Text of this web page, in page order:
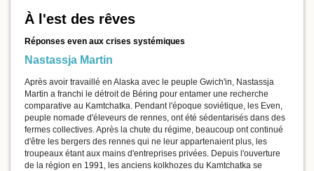
À l'est des rêves
Réponses even aux crises systémiques
Nastassja Martin
Après avoir travaillé en Alaska avec le peuple Gwich'in, Nastassja
Martin a franchi le détroit de Béring pour entamer une recherche
comparative au Kamtchatka. Pendant l'époque soviétique, les Even,
peuple nomade d'éleveurs de rennes, ont été sédentarisés dans des
fermes collectives. Après la chute du régime, beaucoup ont continué
d'être les bergers des rennes qui ne leur appartenaient plus, les
troupeaux étant aux mains d'entreprises privées. Depuis l'ouverture
de la région en 1991, les anciens kolkhozes du Kamtchatka se